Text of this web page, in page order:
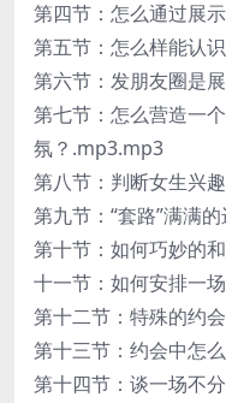
第四节：怎么通过展
第五节：怎么样能认
第六节：发朋友圈是
第七节：怎么营造一
氛？.mp3.mp3
第八节：判断女生兴
第九节：“套路”满满
第十节：如何巧妙的
十一节：如何安排一
第十二节：特殊的约
第十三节：约会中怎
第十四节：谈一场不